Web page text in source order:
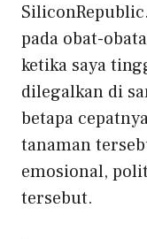
pada obat-
ketika saya
dilegalkan di
betapa
tanaman
emosional,
tersebut.